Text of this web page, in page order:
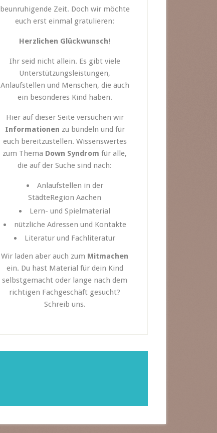
beunruhigende Zeit. Doch wir möchte
euch erst einmal gratulieren:
Herzlichen Glückwunsch!
Ihr seid nicht allein. Es gibt viele
Unterstützungsleistungen,
Anlaufstellen und Menschen, die auch
ein besonderes Kind haben.
Hier auf dieser Seite versuchen wir
Informationen zu bündeln und für
euch bereitzustellen. Wissenswertes
zum Thema Down Syndrom für alle,
die auf der Suche sind nach:
Anlaufstellen in der
StädteRegion Aachen
Lern- und Spielmaterial
nützliche Adressen und Kontakte
Literatur und Fachliteratur
Wir laden aber auch zum Mitmachen
ein. Du hast Material für dein Kind
selbstgemacht oder lange nach dem
richtigen Fachgeschäft gesucht?
Schreib uns.